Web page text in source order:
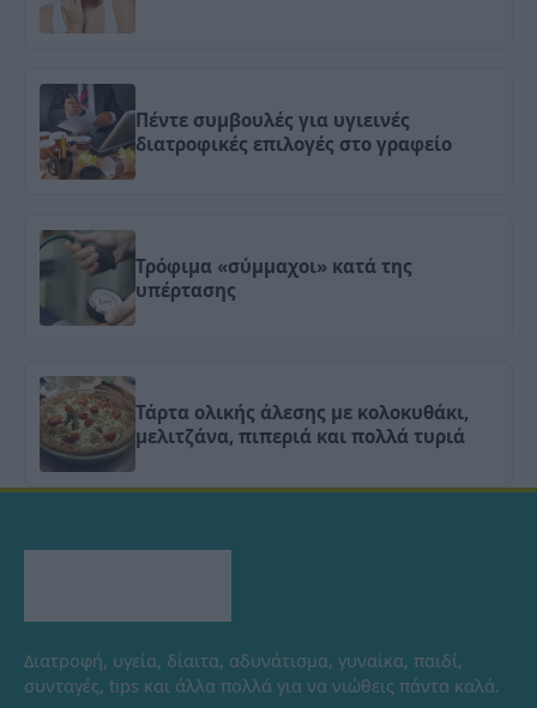
Πέντε συμβουλές για υγιεινές
διατροφικές επιλογές στο γραφείο
Τρόφιμα «σύμμαχοι» κατά της
υπέρτασης
Τάρτα ολικής άλεσης με κολοκυθάκι,
μελιτζάνα, πιπεριά και πολλά τυριά
Διατροφή, υγεία, δίαιτα, αδυνάτισμα, γυναίκα, παιδί,
συνταγές, tips και άλλα πολλά για να νιώθεις πάντα καλά.